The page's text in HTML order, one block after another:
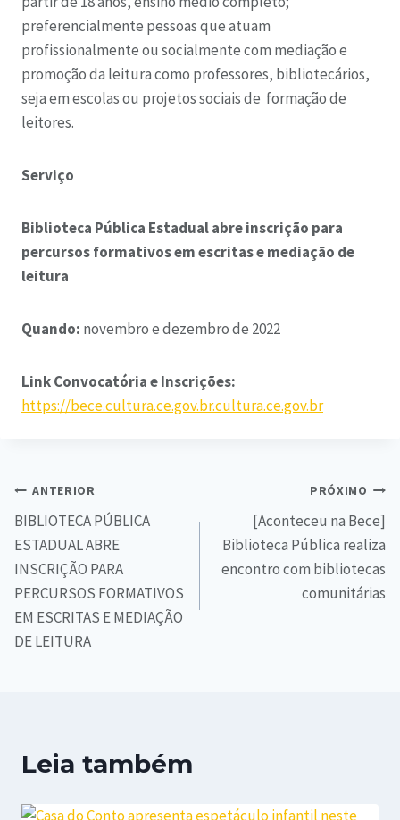
preferencialmente pessoas que atuam
profissionalmente ou socialmente com mediação e
promoção da leitura como professores, bibliotecários,
seja em escolas ou projetos sociais de formação de
leitores.
Serviço
Biblioteca Pública Estadual abre inscrição para
percursos formativos em escritas e mediação de
leitura
Quando: novembro e dezembro de 2022
Link Convocatória e Inscrições:
https://bece.cultura.ce.gov.br.cultura.ce.gov.br
ANTERIOR
BIBLIOTECA PÚBLICA
ESTADUAL ABRE
INSCRIÇÃO PARA
PERCURSOS FORMATIVOS
EM ESCRITAS E MEDIAÇÃO
DE LEITURA
PRÓXIMO
[Aconteceu na Bece]
Biblioteca Pública realiza
encontro com bibliotecas
comunitárias
Leia também